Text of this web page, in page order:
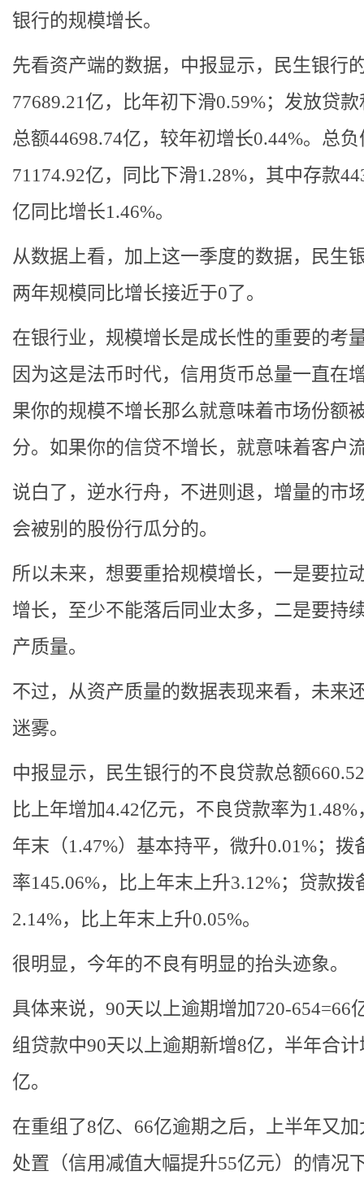
银行的规模增长。
先看资产端的数据，中报显示，民生银行
77689.21亿，比年初下滑0.59%；发放贷
总额44698.74亿，较年初增长0.44%。总负
71174.92亿，同比下滑1.28%，其中存款
亿同比增长1.46%。
从数据上看，加上这一季度的数据，民生
两年规模同比增长接近于0了。
在银行业，规模增长是成长性的重要的考
因为这是法币时代，信用货币总量一直在
果你的规模不增长那么就意味着市场份额
分。如果你的信贷不增长，就意味着客户
说白了，逆水行舟，不进则退，增量的市
会被别的股份行瓜分的。
所以未来，想要重拾规模增长，一是要拉
增长，至少不能落后同业太多，二是要持
产质量。
不过，从资产质量的数据表现来看，未来
迷雾。
中报显示，民生银行的不良贷款总额
比上年增加4.42亿元，不良贷款率为1.48%
年末（1.47%）基本持平，微升0.01%；拨
率145.06%，比上年末上升3.12%；贷款拨
2.14%，比上年末上升0.05%。
很明显，今年的不良有明显的抬头迹象。
具体来说，90天以上逾期增加720-654=66
组贷款中90天以上逾期新增8亿，半年合计
亿。
在重组了8亿、66亿逾期之后，上半年又
处置（信用减值大幅提升55亿元）的情况